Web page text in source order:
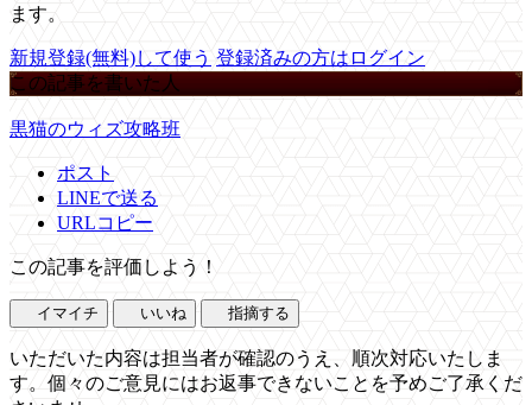
ます。
新規登録(無料)して使う 登録済みの方はログイン
この記事を書いた人
黒猫のウィズ攻略班
ポスト
LINEで送る
URLコピー
この記事を評価しよう！
イマイチ いいね 指摘する
いただいた内容は担当者が確認のうえ、順次対応いたしま
す。個々のご意見にはお返事できないことを予めご了承くだ